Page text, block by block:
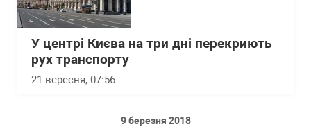
У центрі Києва на три дні перекриють
рух транспорту
21 вересня, 07:56
9 березня 2018